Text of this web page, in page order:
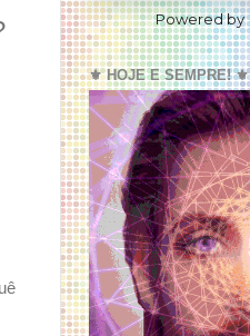
Powered by
⚜️ HOJE E SEMPRE! ⚜️